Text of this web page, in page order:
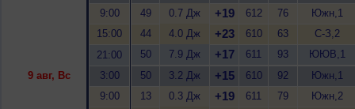
9:00
49 0.7 Дж +19 612 76
Южн,1
15:00
44 4.0 Дж +23 610 63
С-З,2
21:00
50 7.9 Дж +17 611 93
ЮЮВ,1
9 авг, Вс
3:00 50 3.2 Дж +15 610 92
Южн,1
9:00
13 0.3 Дж +19 611 79
Южн,2